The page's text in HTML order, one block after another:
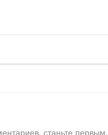
станьте первым.